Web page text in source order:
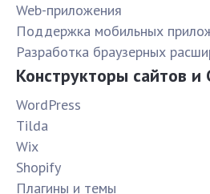
Web-приложения
Поддержка мобильных
Разработка браузерных
Конструкторы сайтов и
WordPress
Tilda
Wix
Shopify
Плагины и темы